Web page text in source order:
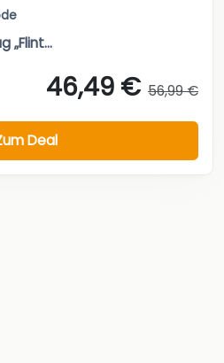
„Flint...
46,49 € 56,99 €
Deal